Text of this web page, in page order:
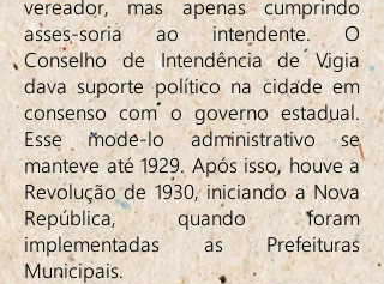
vereador, mas apenas cumprindo
asses-soria ao intendente. O
Conselho de Intendência de Vigia
dava suporte político na cidade em
consenso com o governo estadual.
Esse mode-lo administrativo se
manteve até 1929. Após isso, houve a
Revolução de 1930, iniciando a Nova
República, quando foram
implementadas as Prefeituras
Municipais.